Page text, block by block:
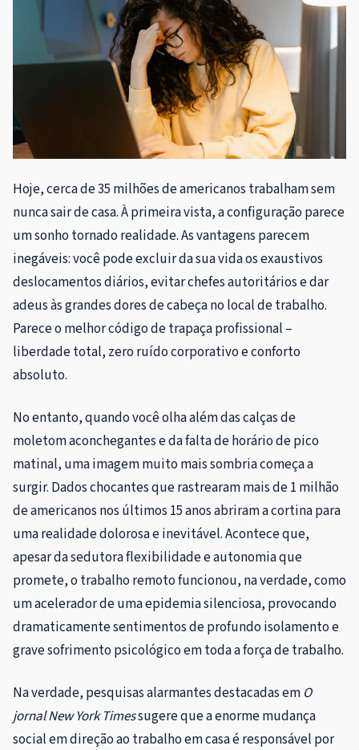
Hoje, cerca de 35 milhões de americanos trabalham sem
nunca sair de casa. À primeira vista, a configuração parece
um sonho tornado realidade. As vantagens parecem
inegáveis: você pode excluir da sua vida os exaustivos
deslocamentos diários, evitar chefes autoritários e dar
adeus às grandes dores de cabeça no local de trabalho.
Parece o melhor código de trapaça profissional –
liberdade total, zero ruído corporativo e conforto
absoluto.
No entanto, quando você olha além das calças de
moletom aconchegantes e da falta de horário de pico
matinal, uma imagem muito mais sombria começa a
surgir. Dados chocantes que rastrearam mais de 1 milhão
de americanos nos últimos 15 anos abriram a cortina para
uma realidade dolorosa e inevitável. Acontece que,
apesar da sedutora flexibilidade e autonomia que
promete, o trabalho remoto funcionou, na verdade, como
um acelerador de uma epidemia silenciosa, provocando
dramaticamente sentimentos de profundo isolamento e
grave sofrimento psicológico em toda a força de trabalho.
Na verdade, pesquisas alarmantes destacadas em O
jornal New York Timessugere que a enorme mudança
social em direção ao trabalho em casa é responsável por